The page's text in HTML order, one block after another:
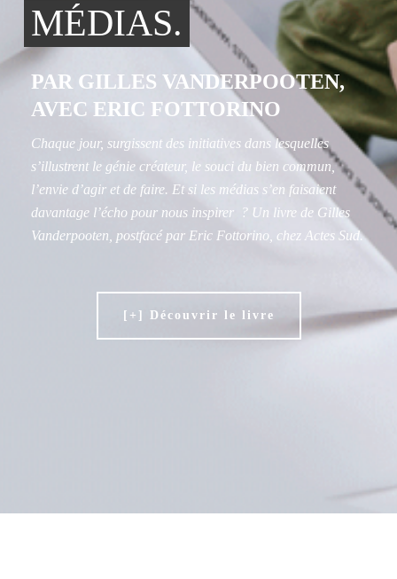
MÉDIAS.
PAR GILLES VANDERPOOTEN,
AVEC ERIC FOTTORINO
Chaque jour, surgissent des initiatives dans lesquelles
s’illustrent le génie créateur, le souci du bien commun,
l’envie d’agir et de faire. Et si les médias s’en faisaient
davantage l’écho pour nous inspirer ? Un livre de Gilles
Vanderpooten, postfacé par Eric Fottorino, chez Actes Sud.
[+] Découvrir le livre